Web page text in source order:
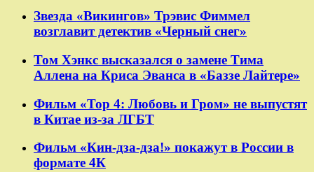
Звезда «Викингов» Трэвис Фиммел
возглавит детектив «Черный снег»
Том Хэнкс высказался о замене Тима
Аллена на Криса Эванса в «Баззе Лайтере»
Фильм «Тор 4: Любовь и Гром» не выпустят
в Китае из-за ЛГБТ
Фильм «Кин-дза-дза!» покажут в России в
формате 4К